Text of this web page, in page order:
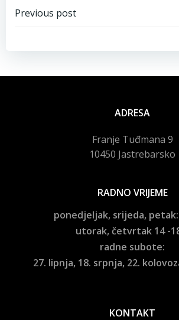
Navigacija
objava
Previous post
ADRESA
Franje Tuđmana 9
10450 Jastrebarsko
RADNO VRIJEME
ponedjeljak, srijeda, petak:
utorak, četvrtak 14 -
radne subote:
27. lipnja, 18. srpnja, 22.
KONTAKT